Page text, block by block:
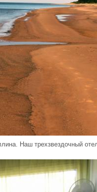
Наш трехзвездочный